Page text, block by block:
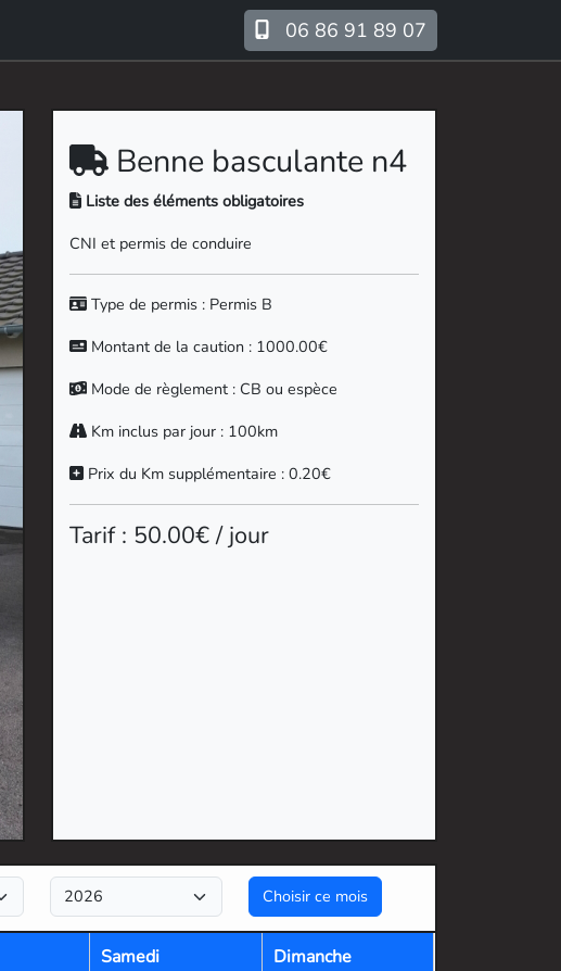
06 86 91 89 07
Benne basculante n4
Liste des éléments obligatoires
CNI et permis de conduire
Type de permis : Permis B
Montant de la caution : 1000.00€
Mode de règlement : CB ou espèce
Km inclus par jour : 100km
Prix du Km supplémentaire : 0.20€
Tarif : 50.00€ / jour
Samedi Dimanche